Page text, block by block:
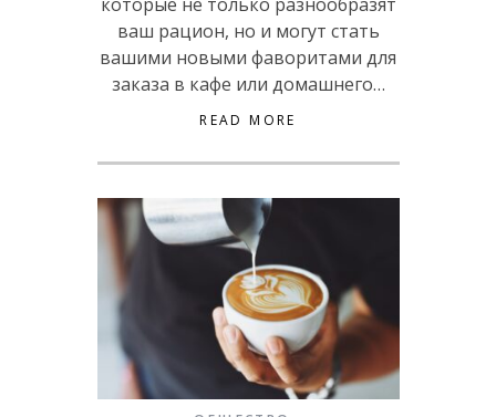
ваш рацион, но и могут стать
вашими новыми фаворитами для
заказа в кафе или домашнего…
READ MORE